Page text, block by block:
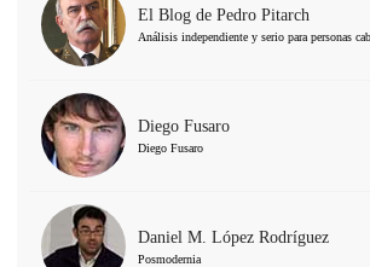
El Blog de Pedro Pitarch
Análisis independiente y serio para personas
Diego Fusaro
Diego Fusaro
Daniel M. López Rodríguez
Posmodernia